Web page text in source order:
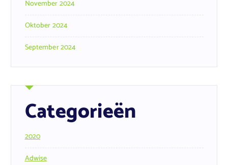
November 2024
Oktober 2024
September 2024
Categorieën
2020
Adwise